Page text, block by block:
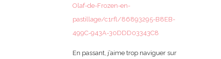
Olaf-de-Frozen-en-
pastillage/c1rfl/86893295-B8EB-
499C-943A-30DDD03343C8
En passant, j’aime trop naviguer sur